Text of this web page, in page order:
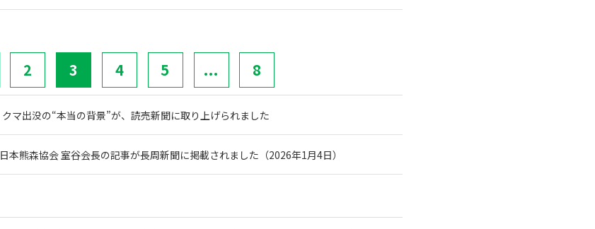
2 3 4 5 ... 8
クマ出没の“本当の背景”が、読売新聞に取り上げられました
日本熊森協会 室谷会長の記事が長周新聞に掲載されました（2026年1月4日）